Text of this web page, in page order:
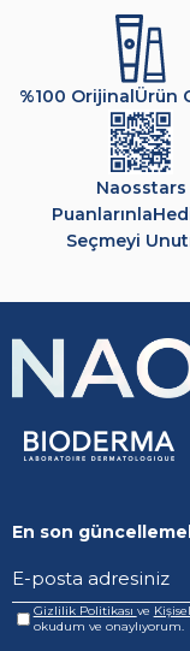
%100 OrijinalÜrün
Naosstars
Puanlarınla
Seçmeyi
En son
Gizlilik Politikası ve
okudum ve onaylıyorum.